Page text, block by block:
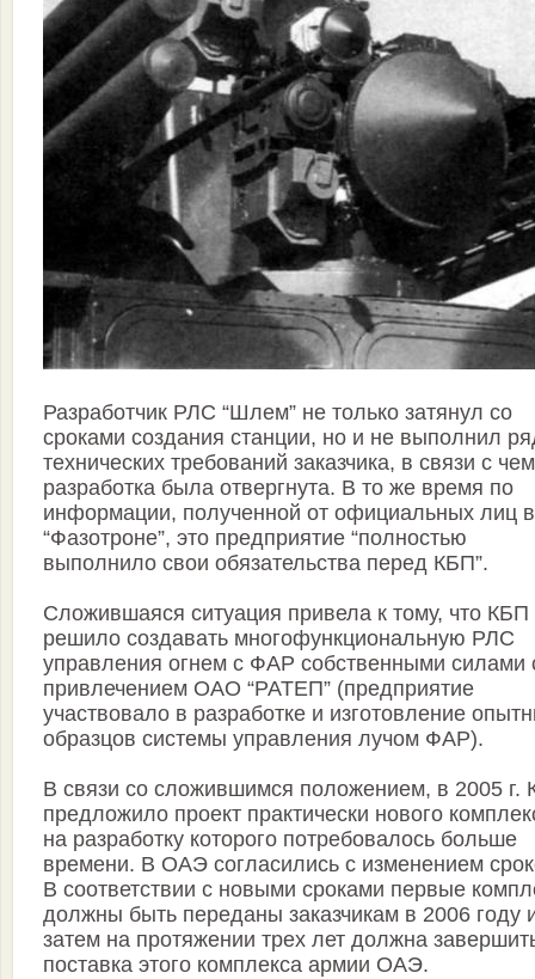
Разработчик РЛС “Шлем” не только затянул со
сроками создания станции, но и не выполнил
технических требований заказчика, в связи с чем
разработка была отвергнута. В то же время по
информации, полученной от официальных лиц в
“Фазотроне”, это предприятие “полностью
выполнило свои обязательства перед КБП”.
Сложившаяся ситуация привела к тому, что КБП
решило создавать многофункциональную РЛС
управления огнем с ФАР собственными силами
привлечением ОАО “РАТЕП” (предприятие
участвовало в разработке и изготовление
образцов системы управления лучом ФАР).
В связи со сложившимся положением, в 2005 г.
предложило проект практически нового
на разработку которого потребовалось больше
времени. В ОАЭ согласились с изменением
В соответствии с новыми сроками первые
должны быть переданы заказчикам в 2006 году
затем на протяжении трех лет должна
поставка этого комплекса армии ОАЭ.